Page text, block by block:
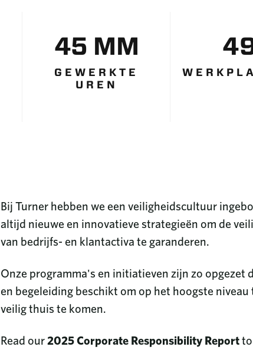
45 MM
GEWERKTE
UREN
Bij Turner hebben we een veiligheidscultuur
altijd nieuwe en innovatieve strategieën om de
van bedrijfs- en klantactiva te garanderen.
Onze programma's en initiatieven zijn zo
en begeleiding beschikt om op het hoogste
veilig thuis te komen.
Read our2025 Corporate Responsibility Reportto